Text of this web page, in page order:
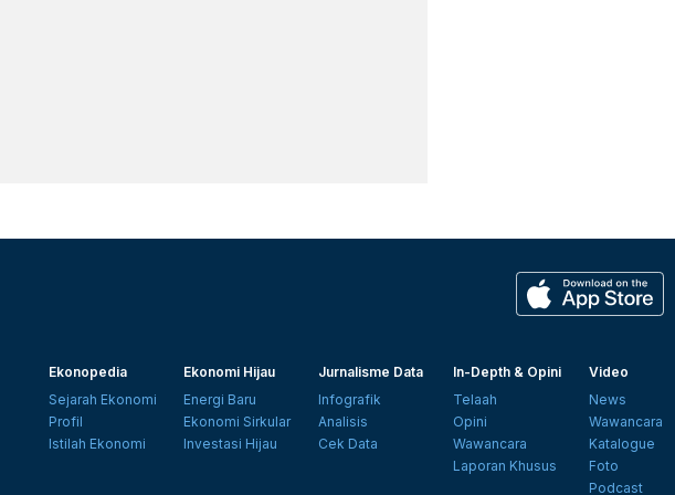
Ekonopedia
Sejarah Ekonomi
Profil
Istilah Ekonomi
Ekonomi Hijau
Energi Baru
Ekonomi Sirkular
Investasi Hijau
Jurnalisme Data
Infografik
Analisis
Cek Data
In-Depth & Opini
Telaah
Opini
Wawancara
Laporan Khusus
Video
News
Wawancara
Katalogue
Foto
Podcast